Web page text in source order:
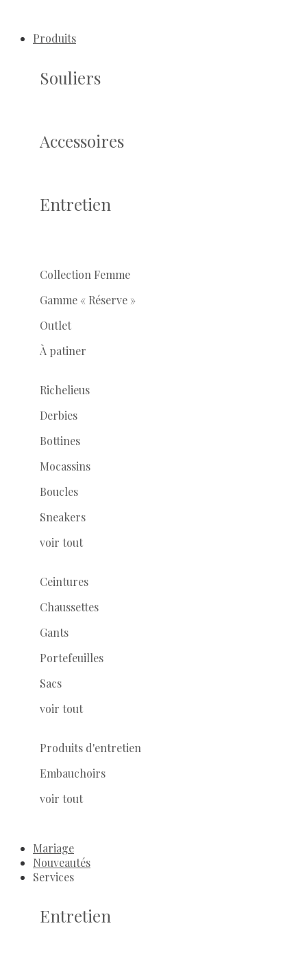
Produits
Souliers
Accessoires
Entretien
Collection Femme
Gamme « Réserve »
Outlet
À patiner
Richelieus
Derbies
Bottines
Mocassins
Boucles
Sneakers
voir tout
Ceintures
Chaussettes
Gants
Portefeuilles
Sacs
voir tout
Produits d'entretien
Embauchoirs
voir tout
Mariage
Nouveautés
Services
Entretien